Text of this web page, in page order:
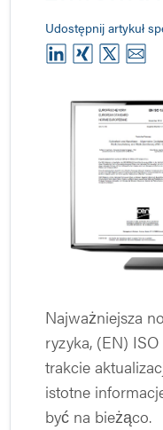
Udostępnij artykuł
Najważniejsza
ryzyka, (EN) ISO
trakcie
istotne
być na bieżąco.